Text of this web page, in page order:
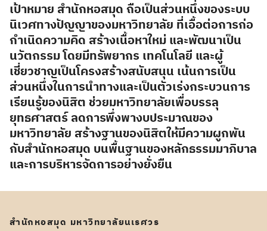
เป้าหมาย สำนักหอสมุด ถือเป็นส่วนหนึ่งของระบบ
นิเวศทางปัญญาของมหาวิทยาลัย ที่เอื้อต่อการก่อ
กำเนิดความคิด สร้างเนื้อหาใหม่ และพัฒนาเป็น
นวัตกรรม โดยมีทรัพยากร เทคโนโลยี และผู้
เชี่ยวชาญเป็นโครงสร้างสนับสนุน เน้นการเป็น
ส่วนหนึ่งในการนำทางและเป็นตัวเร่งกระบวนการ
เรียนรู้ของนิสิต ช่วยมหาวิทยาลัยเพื่อบรรลุ
ยุทธศาสตร์ ลดการพึ่งพางบประมาณของ
มหาวิทยาลัย สร้างฐานของนิสิตให้มีความผูกพัน
กับสำนักหอสมุด บนพื้นฐานของหลักธรรมมาภิบาล
และการบริหารจัดการอย่างยั่งยืน
สำนักหอสมุด มหาวิทยาลัยนเรศวร